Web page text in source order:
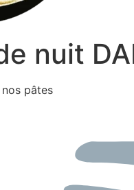
nuit
pâtes